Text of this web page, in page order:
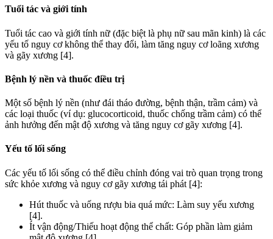
Tuổi tác và giới tính
Tuổi tác cao và giới tính nữ (đặc biệt là phụ nữ sau mãn kinh) là các
yếu tố nguy cơ không thể thay đổi, làm tăng nguy cơ loãng xương
và gãy xương [4].
Bệnh lý nền và thuốc điều trị
Một số bệnh lý nền (như đái tháo đường, bệnh thận, trầm cảm) và
các loại thuốc (ví dụ: glucocorticoid, thuốc chống trầm cảm) có thể
ảnh hưởng đến mật độ xương và tăng nguy cơ gãy xương [4].
Yếu tố lối sống
Các yếu tố lối sống có thể điều chỉnh đóng vai trò quan trọng trong
sức khỏe xương và nguy cơ gãy xương tái phát [4]:
Hút thuốc và uống rượu bia quá mức: Làm suy yếu xương
[4].
Ít vận động/Thiếu hoạt động thể chất: Góp phần làm giảm